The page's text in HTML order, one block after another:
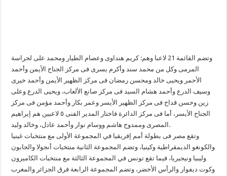
وتضم القائمة 21 لاعبا وهم: كريم هنداوى وعصام الطيار ومحمد على لحراسة
المرمى وكل من محمد سند وأكرم يسرى فى مركز الجناح الأيمن وأحمد
الأحمر ويحيى خالد ومحسن رمضان فى مركز الظهير الأيمن وأحمد خيرى
وسيف الدرع وأحمد هشام السيد فى مركز صانع الألعاب، ويحيى الدرع وعلى
زين وحسن قداح فى مركز الظهير الأيسر وعمر بكار وأحمد مؤمن فى مركز
الجناح الأيسر، أما فى مركز الدائرة فاختار المدير الفنى ٥ لاعبين هم إبراهيم
المصرى وممدوح هاشم ووسام نوار وأحمد عادل، وخالد وليد.
وتقع مصر فى بطولة أمم إفريقيا في المجموعة الأولى مع منتخبات غينيا
والكونغو الديمقراطية وكينيا، وتضم المجموعة الثانية منتخبات أنجولا والجابون
وليبيا ونيجيريا، فيما تقع تونس في المجموعة الثالثة مع منتخبات الكاميرون
وكوت ديفوار والرأس الأخضر، وتضم المجموعة الرابعة فرق الجزائر والمغرب